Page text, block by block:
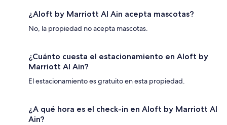
¿Aloft by Marriott Al Ain acepta mascotas?
No, la propiedad no acepta mascotas.
¿Cuánto cuesta el estacionamiento en Aloft by
Marriott Al Ain?
El estacionamiento es gratuito en esta propiedad.
¿A qué hora es el check-in en Aloft by Marriott Al
Ain?